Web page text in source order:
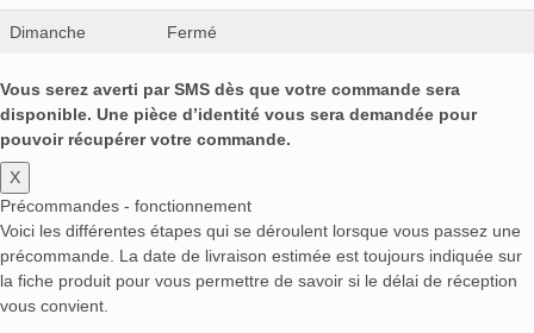
Dimanche Fermé
Vous serez averti par SMS dès que votre commande sera
disponible. Une pièce d’identité vous sera demandée pour
pouvoir récupérer votre commande.
X
Précommandes - fonctionnement
Voici les différentes étapes qui se déroulent lorsque vous passez une
précommande. La date de livraison estimée est toujours indiquée sur
la fiche produit pour vous permettre de savoir si le délai de réception
vous convient.